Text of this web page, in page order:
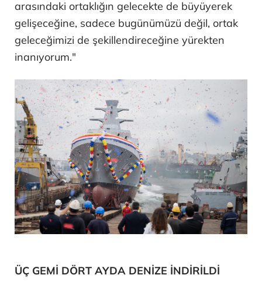
Şeker, şöyle devam etti:
"Ayrıca, giderek daha karmaşık tehditler ve
yeni güvenlik riskleriyle şekillenen günümüz
uluslararası güvenlik ortamında savunma
sanayisi alanındaki yakın işbirliğimiz her
zamankinden daha büyük önem taşımaktadır.
Güçlü bağlarımızı, ortak değerlerimizi ve işbirliği
ruhumuzu temel alarak Türkiye ile Malezya
arasındaki ortaklığın gelecekte de büyüyerek
gelişeceğine, sadece bugünümüzü değil, ortak
geleceğimizi de şekillendireceğine yürekten
inanıyorum."